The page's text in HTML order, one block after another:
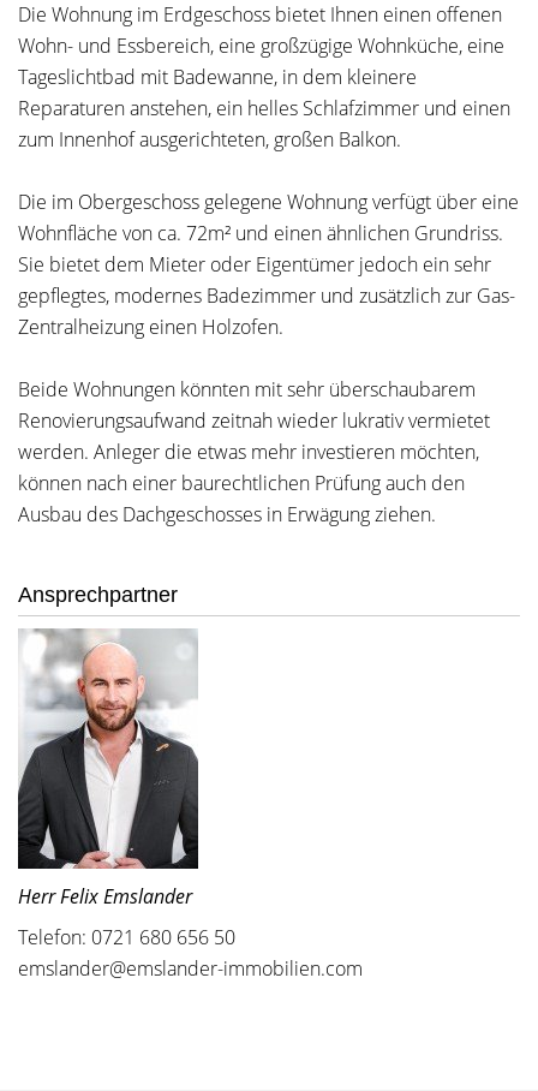
Die Wohnung im Erdgeschoss bietet Ihnen einen offenen
Wohn- und Essbereich, eine großzügige Wohnküche, eine
Tageslichtbad mit Badewanne, in dem kleinere
Reparaturen anstehen, ein helles Schlafzimmer und einen
zum Innenhof ausgerichteten, großen Balkon.
Die im Obergeschoss gelegene Wohnung verfügt über eine
Wohnfläche von ca. 72m² und einen ähnlichen Grundriss.
Sie bietet dem Mieter oder Eigentümer jedoch ein sehr
gepflegtes, modernes Badezimmer und zusätzlich zur Gas-
Zentralheizung einen Holzofen.
Beide Wohnungen könnten mit sehr überschaubarem
Renovierungsaufwand zeitnah wieder lukrativ vermietet
werden. Anleger die etwas mehr investieren möchten,
können nach einer baurechtlichen Prüfung auch den
Ausbau des Dachgeschosses in Erwägung ziehen.
Ansprechpartner
Herr Felix Emslander
Telefon: 0721 680 656 50
emslander@emslander-immobilien.com